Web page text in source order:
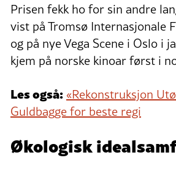
Prisen fekk ho for sin andre
vist på Tromsø Internasjonale
og på nye Vega Scene i Oslo i
kjem på norske kinoar først i
Les også: «Rekonstruksjon
Guldbagge for beste regi
Økologisk